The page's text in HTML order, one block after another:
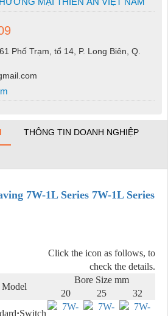
Phố Trạm, tổ 14, P. Long Biên, Q.
THÔNG TIN DOANH NGHIỆP
7W-1L Series 7W-1L Series
Click the icon as follows, to
check the details.
Model
Bore Size mm
20
25 32
·Switch